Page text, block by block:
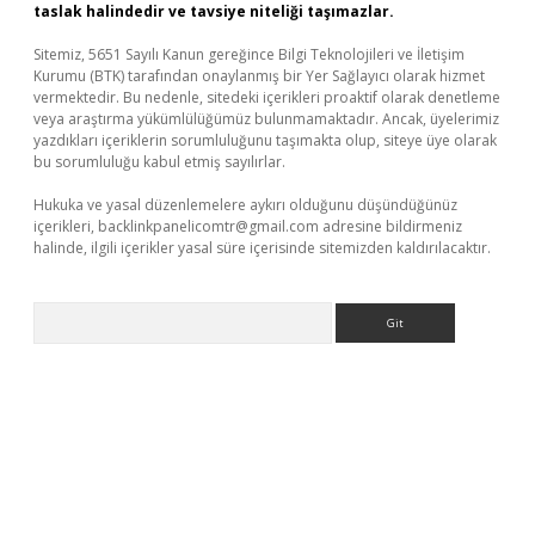
taslak halindedir ve tavsiye niteliği taşımazlar.
Sitemiz, 5651 Sayılı Kanun gereğince Bilgi Teknolojileri ve İletişim
Kurumu (BTK) tarafından onaylanmış bir Yer Sağlayıcı olarak hizmet
vermektedir. Bu nedenle, sitedeki içerikleri proaktif olarak denetleme
veya araştırma yükümlülüğümüz bulunmamaktadır. Ancak, üyelerimiz
yazdıkları içeriklerin sorumluluğunu taşımakta olup, siteye üye olarak
bu sorumluluğu kabul etmiş sayılırlar.
Hukuka ve yasal düzenlemelere aykırı olduğunu düşündüğünüz
içerikleri, backlinkpanelicomtr@gmail.com adresine bildirmeniz
halinde, ilgili içerikler yasal süre içerisinde sitemizden kaldırılacaktır.